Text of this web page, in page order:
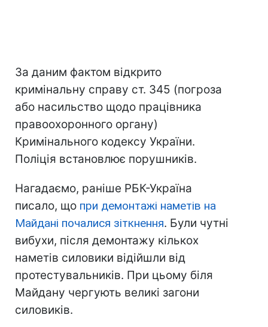
За даним фактом відкрито
кримінальну справу ст. 345 (погроза
або насильство щодо працівника
правоохоронного органу)
Кримінального кодексу України.
Поліція встановлює порушників.
Нагадаємо, раніше РБК-Україна
писало, що при демонтажі наметів на
Майдані почалися зіткнення. Були чутні
вибухи, після демонтажу кількох
наметів силовики відійшли від
протестувальників. При цьому біля
Майдану чергують великі загони
силовиків.